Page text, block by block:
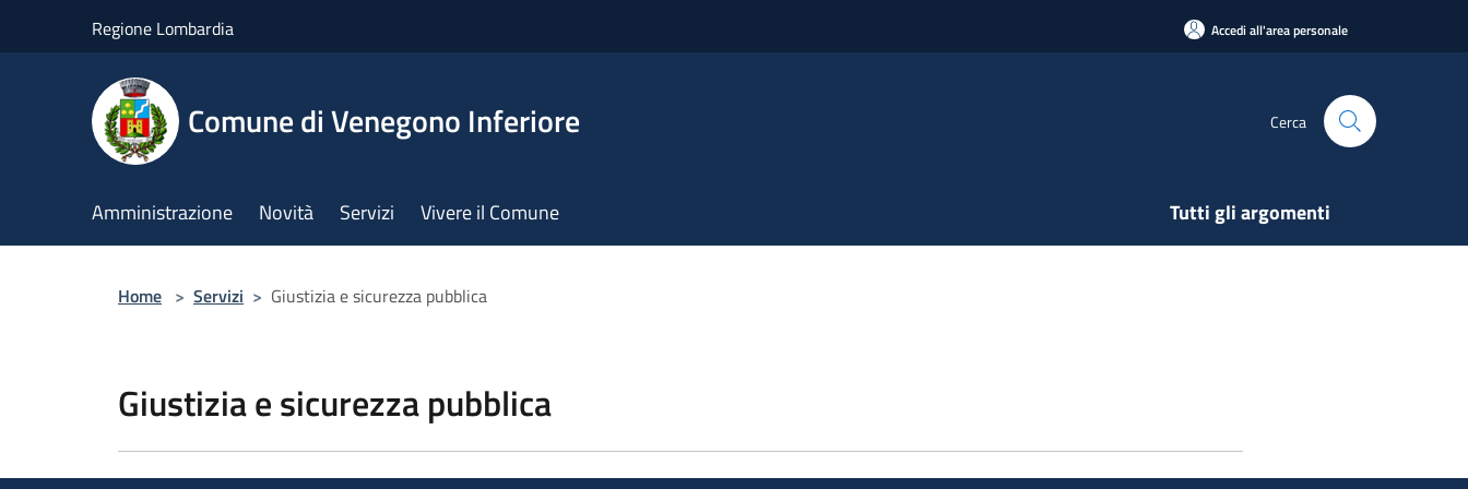
Regione Lombardia Accedi all'area personale
Comune di Venegono Inferiore Cerca
Amministrazione Novità Servizi Vivere il Comune Tutti gli argomenti
Home > Servizi > Giustizia e sicurezza pubblica
Giustizia e sicurezza pubblica